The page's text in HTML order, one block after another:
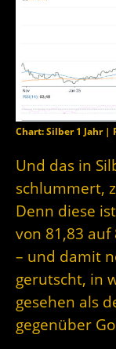
Chart: Silber 1 Jahr |
Und das in
schlummert,
Denn diese
von 81,83 auf
– und damit
gerutscht, in
gesehen als
gegenüber